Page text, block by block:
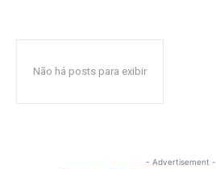
Não há posts para exibir
- Advertisement -